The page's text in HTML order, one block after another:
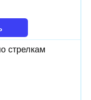
стрелкам